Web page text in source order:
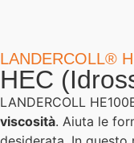
LANDERCOLL®
HEC
LANDERCOLL
viscosità. Aiuta le